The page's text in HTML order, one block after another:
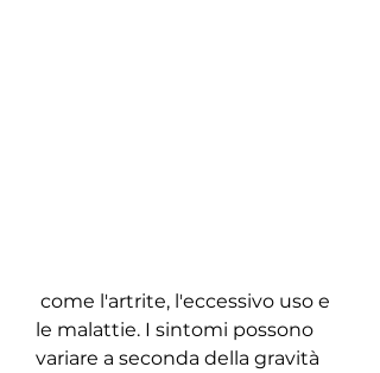
le malattie. I sintomi possono
variare a seconda della gravità